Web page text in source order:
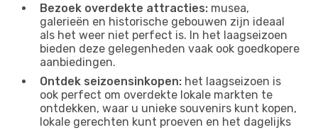
Bezoek overdekte attracties: musea,
galerieën en historische gebouwen zijn ideaal
als het weer niet perfect is. In het laagseizoen
bieden deze gelegenheden vaak ook goedkopere
aanbiedingen.
Ontdek seizoensinkopen: het laagseizoen is
ook perfect om overdekte lokale markten te
ontdekken, waar u unieke souvenirs kunt kopen,
lokale gerechten kunt proeven en het dagelijks